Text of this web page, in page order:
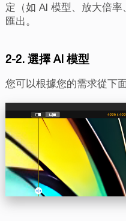
定（如 AI 模型、放大倍
匯出。
2-2. 選擇 AI 模型
您可以根據您的需求從下